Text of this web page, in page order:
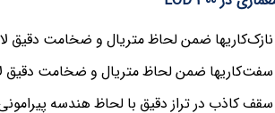
نازک‌کاریها ضمن لحاظ متریال و ضخامت دقیق
سفت‌کاریها ضمن لحاظ متریال و ضخامت دقیق
سقف کاذب در تراز دقیق با لحاظ هندسه